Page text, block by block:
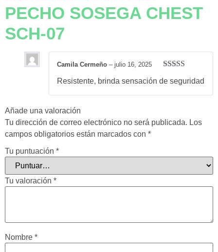
PECHO SOSEGA CHEST
SCH-07
5de 5
Camila Cermeño – julio 16, 2025
Resistente, brinda sensación de seguridad
Añade una valoración
Tu dirección de correo electrónico no será publicada. Los
campos obligatorios están marcados con *
Tu puntuación *
Tu valoración *
Nombre *